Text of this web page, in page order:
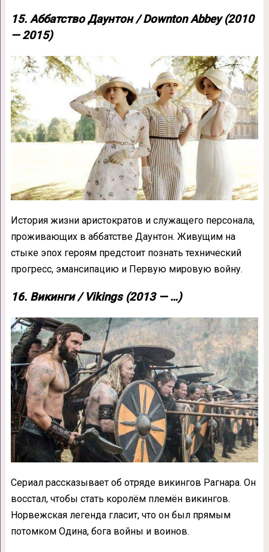
15. Аббатство Даунтон / Downton Abbey (2010
— 2015)
История жизни аристократов и служащего персонала,
проживающих в аббатстве Даунтон. Живущим на
стыке эпох героям предстоит познать технический
прогресс, эмансипацию и Первую мировую войну.
16. Викинги / Vikings (2013 — …)
Сериал рассказывает об отряде викингов Рагнара. Он
восстал, чтобы стать королём племён викингов.
Норвежская легенда гласит, что он был прямым
потомком Одина, бога войны и воинов.